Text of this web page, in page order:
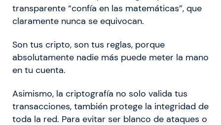
transparente “confía en las matemáticas”, que
claramente nunca se equivocan.
Son tus cripto, son tus reglas, porque
absolutamente nadie más puede meter la mano
en tu cuenta.
Asimismo, la criptografía no solo valida tus
transacciones, también protege la integridad de
toda la red. Para evitar ser blanco de ataques o